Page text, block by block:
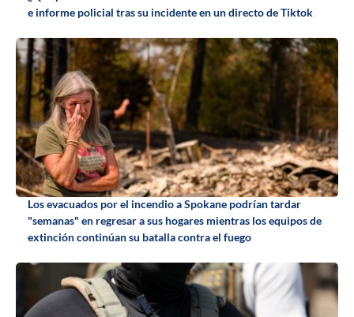
e informe policial tras su incidente en un directo de Tiktok
Los evacuados por el incendio a Spokane podrían tardar
"semanas" en regresar a sus hogares mientras los equipos de
extinción continúan su batalla contra el fuego